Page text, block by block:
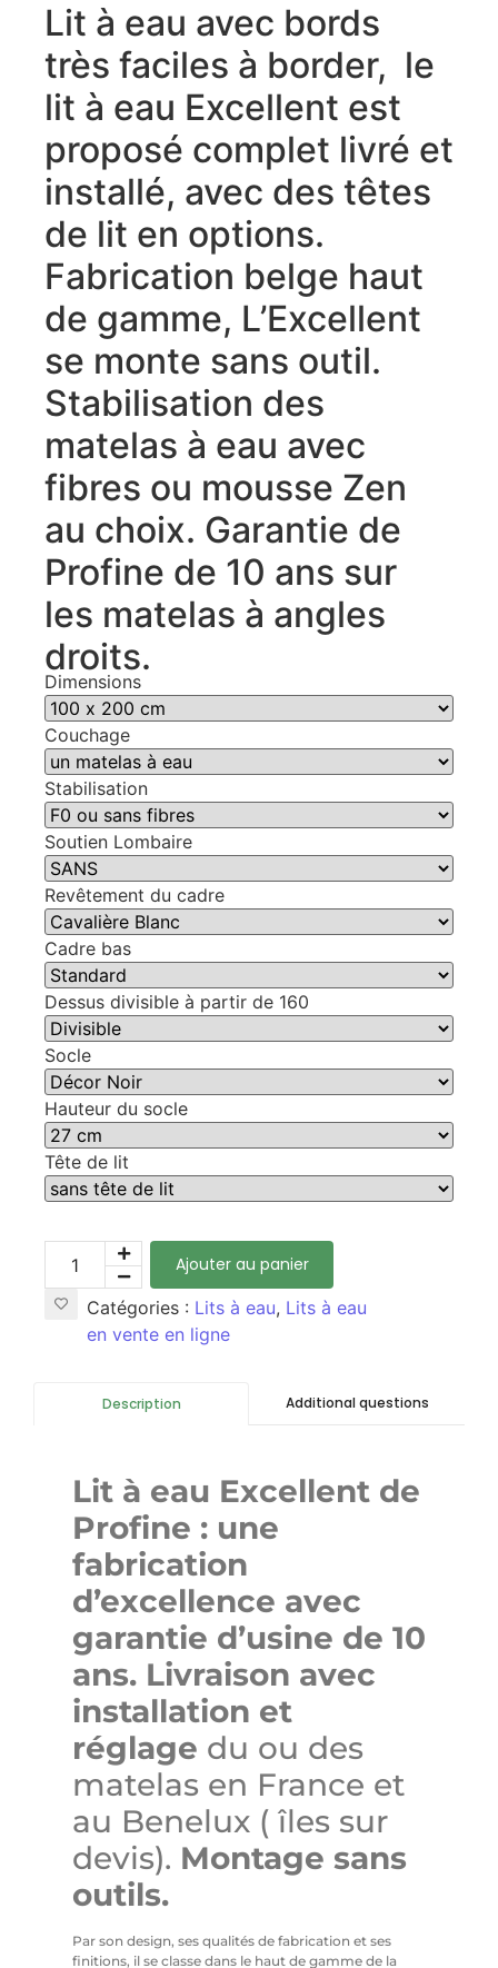
Lit à eau avec bords
très faciles à border, le
lit à eau Excellent est
proposé complet livré et
installé, avec des têtes
de lit en options.
Fabrication belge haut
de gamme, L’Excellent
se monte sans outil.
Stabilisation des
matelas à eau avec
fibres ou mousse Zen
au choix. Garantie de
Profine de 10 ans sur
les matelas à angles
droits.
Dimensions
Couchage
Stabilisation
Soutien Lombaire
Revêtement du cadre
Cadre bas
Dessus divisible à partir de 160
Socle
Hauteur du socle
Tête de lit
Ajouter au panier
Catégories : Lits à eau, Lits à eau
en vente en ligne
Description Additional questions
Lit à eau Excellent de
Profine : une
fabrication
d’excellence avec
garantie d’usine de 10
ans. Livraison avec
installation et
réglage du ou des
matelas en France et
au Benelux ( îles sur
devis). Montage sans
outils.
Par son design, ses qualités de fabrication et ses
finitions, il se classe dans le haut de gamme de la